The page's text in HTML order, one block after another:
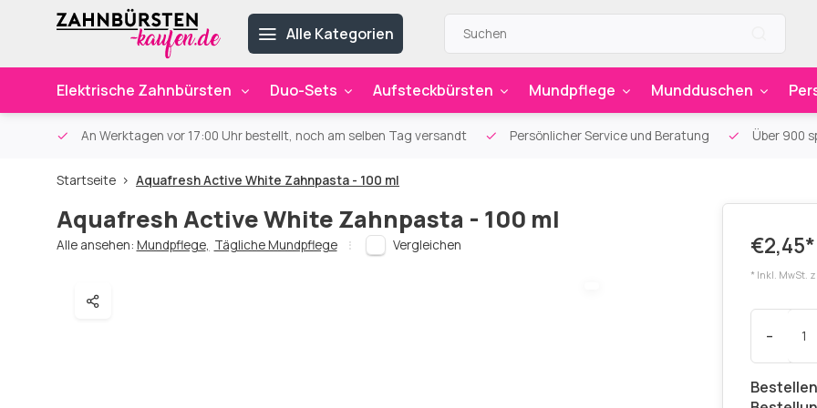
Alle Kategorien
Elektrische Zahnbürsten Duo-Sets Aufsteckbürsten Mundpflege Mundduschen
An Werktagen vor 17:00 Uhr bestellt, noch am selben Tag versandt Persönlicher Service und Beratung Über 900
Startseite Aquafresh Active White Zahnpasta - 100 ml
Aquafresh Active White Zahnpasta - 100 ml
Alle ansehen: Mundpflege, Tägliche Mundpflege Vergleichen €2,45*
* Inkl. MwSt.
-